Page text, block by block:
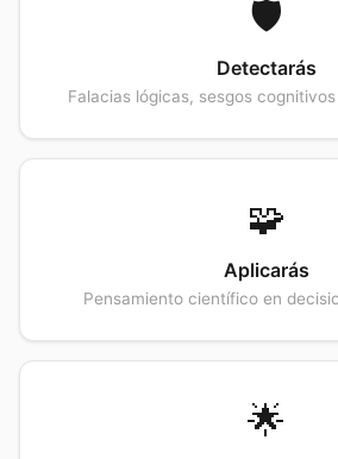
🛡️
Detectarás
Falacias lógicas, sesgos
🧩
Aplicarás
Pensamiento científico en
🌟